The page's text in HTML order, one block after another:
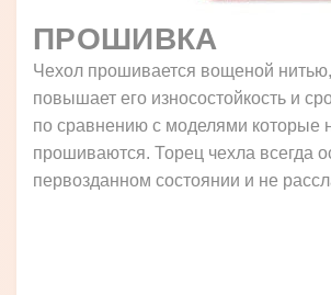
ПРОШИВКА
Чехол прошивается вощеной
повышает его износостойкость и
по сравнению с моделями которые
прошиваются. Торец чехла всегда
первозданном состоянии и не